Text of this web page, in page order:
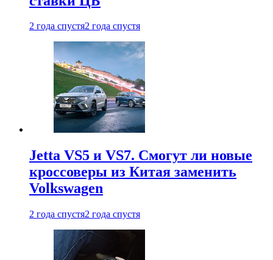
2 года спустя2 года спустя
Jetta VS5 и VS7. Смогут ли новые
кроссоверы из Китая заменить
Volkswagen
2 года спустя2 года спустя